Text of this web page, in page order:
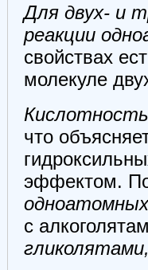
Для двух- и
реакции
свойствах
молекуле
что
эффектом.
с